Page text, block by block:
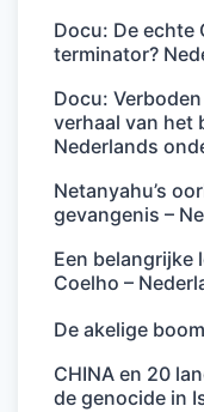
Docu: De echte
terminator?
Docu:
verhaal van het
Nederlands
Netanyahu’s
gevangenis –
Een belangrijke
Coelho –
De akelige
CHINA en 20
de genocide in